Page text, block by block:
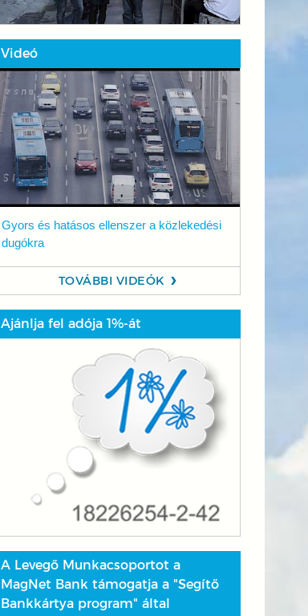
Videó
Gyors és hatásos ellenszer a közlekedési
dugókra
TOVÁBBI VIDEÓK
Ajánlja fel adója 1%-át
A Levegő Munkacsoportot a
MagNet Bank támogatja a "Segítő
Bankkártya program" által